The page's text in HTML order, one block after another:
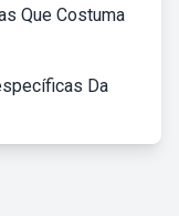
Que Costuma
Da